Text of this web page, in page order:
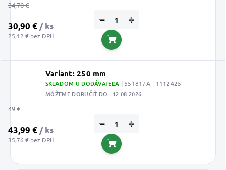
34,70 €
30,90 € / ks
25,12 € bez DPH
+
−
Do košíka
Variant: 250 mm
SKLADOM U DODÁVATEĽA | 551817A - 1112425
MÔŽEME DORUČIŤ DO: 12.08.2026
49 €
43,99 € / ks
35,76 € bez DPH
+
−
Do košíka